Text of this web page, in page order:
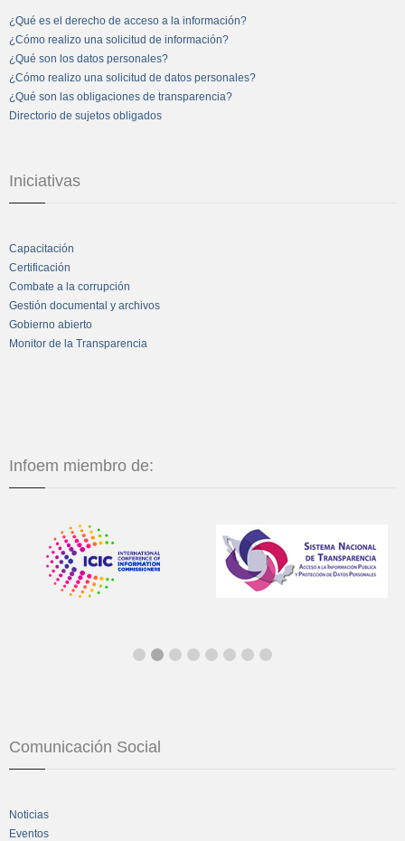
¿Qué es el derecho de acceso a la información?
¿Cómo realizo una solicitud de información?
¿Qué son los datos personales?
¿Cómo realizo una solicitud de datos personales?
¿Qué son las obligaciones de transparencia?
Directorio de sujetos obligados
Iniciativas
Capacitación
Certificación
Combate a la corrupción
Gestión documental y archivos
Gobierno abierto
Monitor de la Transparencia
Infoem miembro de:
Comunicación Social
Noticias
Eventos